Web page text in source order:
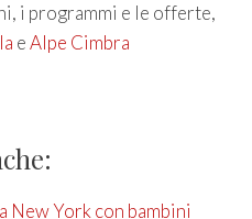
i programmi e le offerte,
eAlpe Cimbra
New York con bambini